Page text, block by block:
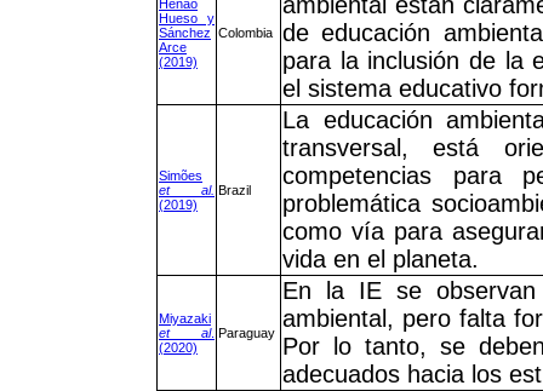
Henao
Hueso y
Sánchez
Arce
(2019)
Colombia
de educación
para la inclusión de la
el sistema educativo
Simões
et al.
(2019)
Brazil
La educación
transversal, está
competencias para
problemática
como vía para
vida en el planeta.
Miyazaki
et al.
(2020)
Paraguay
En la IE se observan
ambiental, pero falta
Por lo tanto, se
adecuados hacia los